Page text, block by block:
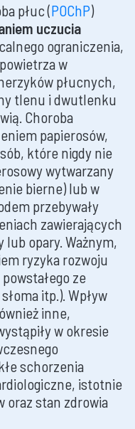
płuc (POChP)
uczucia
ograniczenia,
w
płucnych,
tlenu i dwutlenku
Choroba
papierosów,
które nigdy nie
wytwarzany
bierne) lub w
przebywały
zawierających
opary. Ważnym,
ryzyka rozwoju
ze
itp.). Wpływ
inne,
w okresie
schorzenia
istotnie
oraz stan zdrowia